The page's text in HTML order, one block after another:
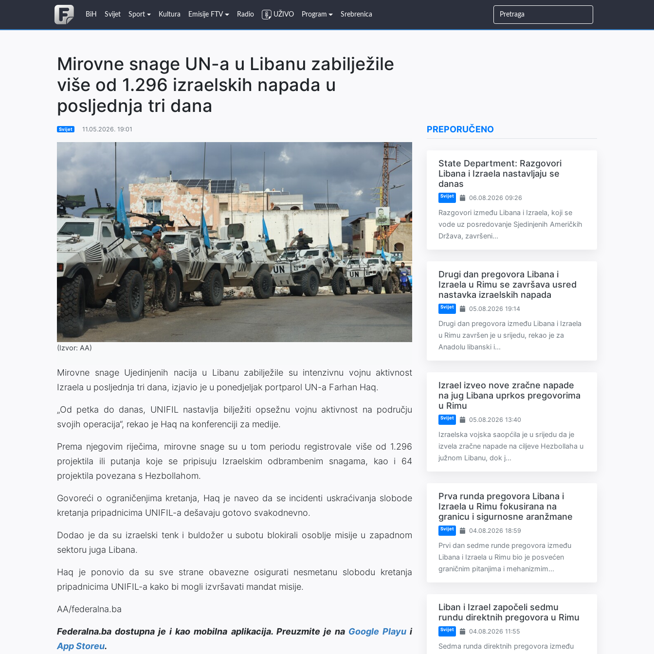
BiH Svijet Sport Kultura Emisije FTV Radio UŽIVO Program Srebrenica
Mirovne snage UN-a u Libanu zabilježile
više od 1.296 izraelskih napada u
posljednja tri dana
Svijet 11.05.2026. 19:01
(Izvor: AA)
Mirovne snage Ujedinjenih nacija u Libanu zabilježile su intenzivnu vojnu aktivnost
Izraela u posljednja tri dana, izjavio je u ponedjeljak portparol UN-a Farhan Haq.
„Od petka do danas, UNIFIL nastavlja bilježiti opsežnu vojnu aktivnost na području
svojih operacija“, rekao je Haq na konferenciji za medije.
Prema njegovim riječima, mirovne snage su u tom periodu registrovale više od 1.296
projektila ili putanja koje se pripisuju Izraelskim odbrambenim snagama, kao i 64
projektila povezana s Hezbollahom.
Govoreći o ograničenjima kretanja, Haq je naveo da se incidenti uskraćivanja slobode
kretanja pripadnicima UNIFIL-a dešavaju gotovo svakodnevno.
Dodao je da su izraelski tenk i buldožer u subotu blokirali osoblje misije u zapadnom
sektoru juga Libana.
Haq je ponovio da su sve strane obavezne osigurati nesmetanu slobodu kretanja
pripadnicima UNIFIL-a kako bi mogli izvršavati mandat misije.
AA/federalna.ba
Federalna.ba dostupna je i kao mobilna aplikacija. Preuzmite je na Google Playui
App Storeu.
PREPORUČENO
State Department: Razgovori
Libana i Izraela nastavljaju se
danas
Svijet 06.08.2026 09:26
Razgovori između Libana i Izraela, koji se
vode uz posredovanje Sjedinjenih Američkih
Država, završeni...
Drugi dan pregovora Libana i
Izraela u Rimu se završava usred
nastavka izraelskih napada
Svijet 05.08.2026 19:14
Drugi dan pregovora između Libana i Izraela
u Rimu završen je u srijedu, rekao je za
Anadolu libanski i...
Izrael izveo nove zračne napade
na jug Libana uprkos pregovorima
u Rimu
Svijet 05.08.2026 13:40
Izraelska vojska saopćila je u srijedu da je
izvela zračne napade na ciljeve Hezbollaha u
južnom Libanu, dok j...
Prva runda pregovora Libana i
Izraela u Rimu fokusirana na
granicu i sigurnosne aranžmane
Svijet 04.08.2026 18:59
Prvi dan sedme runde pregovora između
Libana i Izraela u Rimu bio je posvećen
graničnim pitanjima i mehanizmim...
Liban i Izrael započeli sedmu
rundu direktnih pregovora u Rimu
Svijet 04.08.2026 11:55
Sedma runda direktnih pregovora između